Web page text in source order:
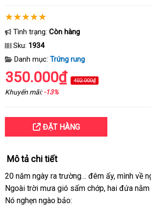
Tình trạng: Còn hàng
Sku: 1934
Danh mục: Trứng rung
350.000₫ 402.000₫
Khuyến mãi:-13%
ĐẶT HÀNG
Mô tả chi tiết
20 năm ngày ra trường… đêm ấy, mình về
Ngoài trời mưa gió sấm chớp, hai đứa nằm
Nó nghẹn ngào bảo: